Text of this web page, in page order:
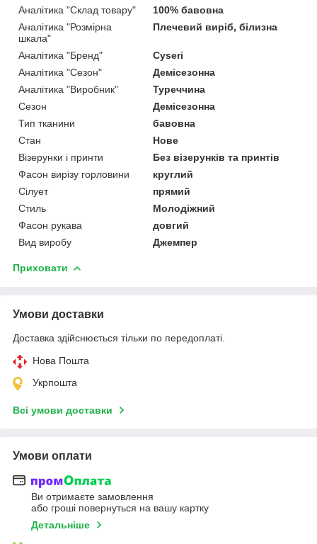
Аналітика "Склад товару"
100% бавовна
Аналітика "Розмірна
шкала"
Плечевий виріб, білизна
Аналітика "Бренд"
Cyseri
Аналітика "Сезон"
Демісезонна
Аналітика "Виробник"
Туреччина
Сезон
Демісезонна
Тип тканини
бавовна
Стан
Нове
Візерунки і принти
Без візерунків та принтів
Фасон вирізу горловини
круглий
Сілует
прямий
Стиль
Молодіжний
Фасон рукава
довгий
Вид виробу
Джемпер
Приховати
Умови доставки
Доставка здійснюється тільки по передоплаті.
Нова Пошта
Укрпошта
Всі умови доставки
Умови оплати
Ви отримаєте замовлення
або гроші повернуться на вашу картку
Детальніше